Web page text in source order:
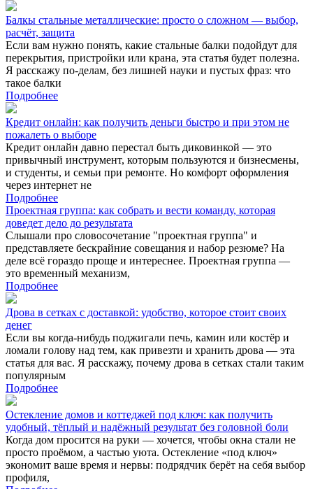
Балкы стальные металлические: просто о сложном — выбор,
расчёт, защита
Если вам нужно понять, какие стальные балки подойдут для
перекрытия, пристройки или крана, эта статья будет полезна.
Я расскажу по‑делам, без лишней науки и пустых фраз: что
такое балки
Подробнее
Кредит онлайн: как получить деньги быстро и при этом не
пожалеть о выборе
Кредит онлайн давно перестал быть диковинкой — это
привычный инструмент, которым пользуются и бизнесмены,
и студенты, и семьи при ремонте. Но комфорт оформления
через интернет не
Подробнее
Проектная группа: как собрать и вести команду, которая
доведет дело до результата
Слышали про словосочетание "проектная группа" и
представляете бескрайние совещания и набор резюме? На
деле всё гораздо проще и интереснее. Проектная группа —
это временный механизм,
Подробнее
Дрова в сетках с доставкой: удобство, которое стоит своих
денег
Если вы когда-нибудь поджигали печь, камин или костёр и
ломали голову над тем, как привезти и хранить дрова — эта
статья для вас. Я расскажу, почему дрова в сетках стали таким
популярным
Подробнее
Остекление домов и коттеджей под ключ: как получить
удобный, тёплый и надёжный результат без головной боли
Когда дом просится на руки — хочется, чтобы окна стали не
просто проёмом, а частью уюта. Остекление «под ключ»
экономит ваше время и нервы: подрядчик берёт на себя выбор
профиля,